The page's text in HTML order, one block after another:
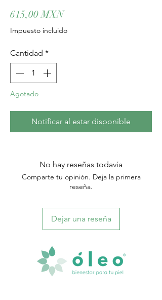
615,00 MXNPrecio
Impuesto incluido
Cantidad *
Agotado
Notificar al estar disponible
No hay reseñas todavía
Comparte tu opinión. Deja la primera
reseña.
Dejar una reseña